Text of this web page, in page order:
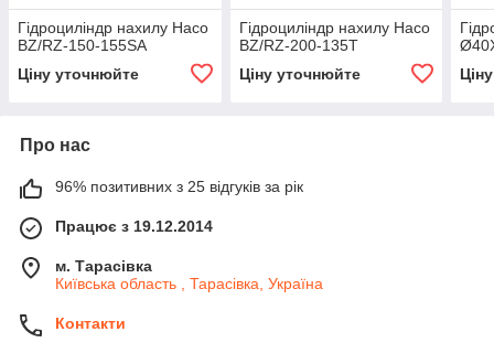
Гідроциліндр нахилу Haco
BZ/RZ-150-155SA
Ціну уточнюйте
Гідроциліндр нахилу Haco
BZ/RZ-200-135T
Ціну уточнюйте
Про нас
96% позитивних з 25 відгуків за рік
Працює з 19.12.2014
м. Тарасівка
Київська область , Тарасівка, Україна
Контакти